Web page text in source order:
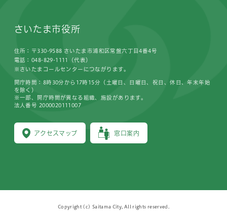
さいたま市役所
住所：〒330-9588 さいたま市浦和区常盤六丁目4番4号
電話：048-829-1111（代表）
※さいたまコールセンターにつながります。
アクセスマップ 窓口案内
開庁時間：8時30分から17時15分（土曜日、日曜日、祝日、休日、年末年始
を除く）
※一部、開庁時間が異なる組織、施設があります。
法人番号 2000020111007
Copyright (c) Saitama City, All rights reserved.